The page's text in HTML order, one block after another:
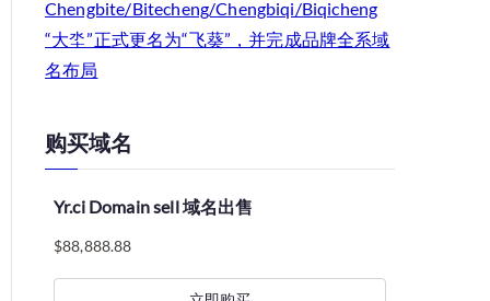
Chengbite/Bitecheng/Chengbiqi/Biqicheng
“大坔”正式更名为“飞葵”，并完成品牌全系域
名布局
购买域名
Yr.ci Domain sell 域名出售
$88,888.88